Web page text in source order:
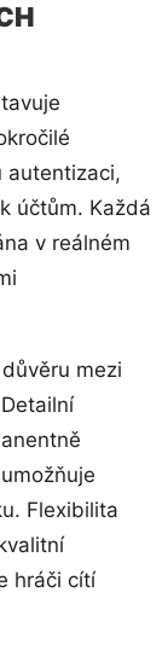
autentizaci,
účtům. Každá
v reálném
mezi
Flexibilita
hráči cítí